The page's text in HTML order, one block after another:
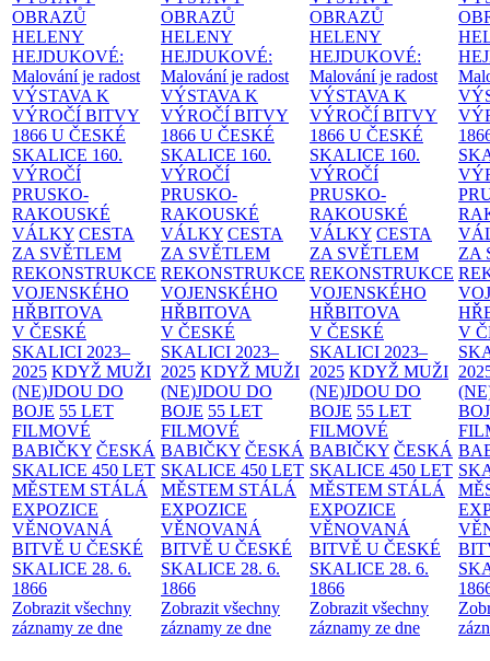
OBRAZŮ
HELENY
HEJDUKOVÉ:
Malování je radost
VÝSTAVA K
VÝROČÍ BITVY
1866 U ČESKÉ
SKALICE 160.
VÝROČÍ
PRUSKO-
RAKOUSKÉ
VÁLKY CESTA
ZA SVĚTLEM
REKONSTRUKCE
VOJENSKÉHO
HŘBITOVA
V ČESKÉ
SKALICI 2023–
2025 KDYŽ MUŽI
(NE)JDOU DO
BOJE 55 LET
FILMOVÉ
BABIČKY ČESKÁ
SKALICE 450 LET
MĚSTEM STÁLÁ
EXPOZICE
VĚNOVANÁ
BITVĚ U ČESKÉ
SKALICE 28. 6.
1866
Zobrazit všechny
záznamy ze dne
OBRAZŮ
HELENY
HEJDUKOVÉ:
Malování je radost
VÝSTAVA K
VÝROČÍ BITVY
1866 U ČESKÉ
SKALICE 160.
VÝROČÍ
PRUSKO-
RAKOUSKÉ
VÁLKY CESTA
ZA SVĚTLEM
REKONSTRUKCE
VOJENSKÉHO
HŘBITOVA
V ČESKÉ
SKALICI 2023–
2025 KDYŽ MUŽI
(NE)JDOU DO
BOJE 55 LET
FILMOVÉ
BABIČKY ČESKÁ
SKALICE 450 LET
MĚSTEM STÁLÁ
EXPOZICE
VĚNOVANÁ
BITVĚ U ČESKÉ
SKALICE 28. 6.
1866
Zobrazit všechny
záznamy ze dne
OBRAZŮ
HELENY
HEJDUKOVÉ:
Malování je radost
VÝSTAVA K
VÝROČÍ BITVY
1866 U ČESKÉ
SKALICE 160.
VÝROČÍ
PRUSKO-
RAKOUSKÉ
VÁLKY CESTA
ZA SVĚTLEM
REKONSTRUKCE
VOJENSKÉHO
HŘBITOVA
V ČESKÉ
SKALICI 2023–
2025 KDYŽ MUŽI
(NE)JDOU DO
BOJE 55 LET
FILMOVÉ
BABIČKY ČESKÁ
SKALICE 450 LET
MĚSTEM STÁLÁ
EXPOZICE
VĚNOVANÁ
BITVĚ U ČESKÉ
SKALICE 28. 6.
1866
Zobrazit všechny
záznamy ze dne
ZA
V